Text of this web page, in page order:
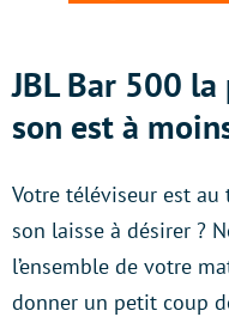
JBL Bar 500
son est à
Votre téléviseur est au
son laisse à désirer ?
l’ensemble de votre
donner un petit coup